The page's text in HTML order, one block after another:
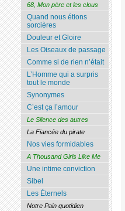
68, Mon père et les clous
Quand nous étions
sorcières
Douleur et Gloire
Les Oiseaux de passage
Comme si de rien n’était
L’Homme qui a surpris
tout le monde
Synonymes
C’est ça l’amour
Le Silence des autres
La Fiancée du pirate
Nos vies formidables
A Thousand Girls Like Me
Une intime conviction
Sibel
Les Éternels
Notre Pain quotidien